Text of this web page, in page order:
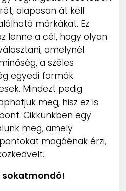
alaposan át kell
márkákat. Ez
lenne a cél, hogy olyan
amelynél
a széles
egyedi formák
Mindezt pedig
meg, hisz ez is
Cikkünkben egy
meg, amely
magáénak érzi,
sokatmondó!